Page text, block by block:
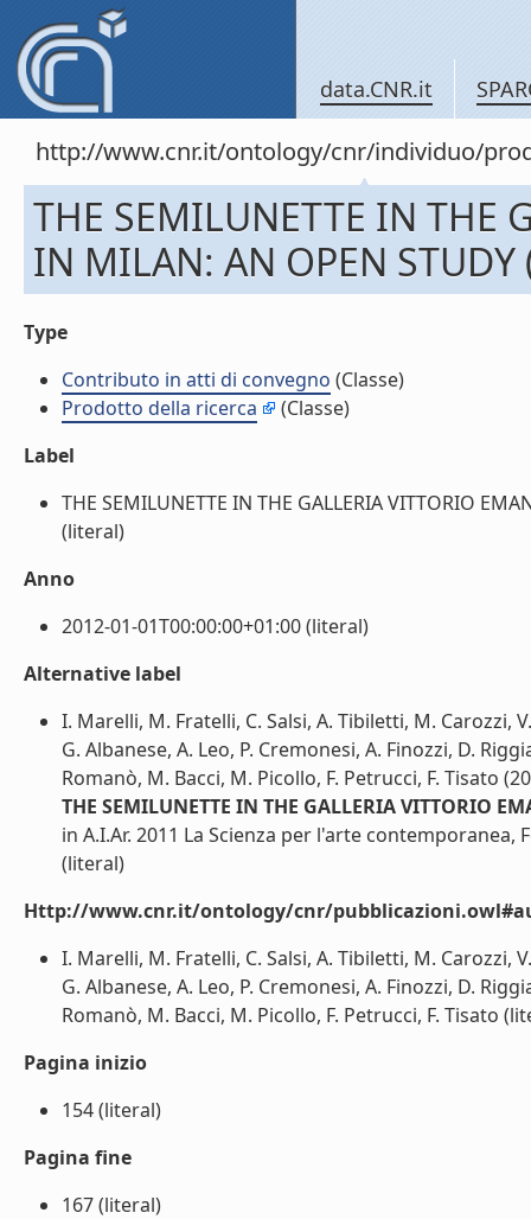
data.CNR.it
http://www.cnr.it/ontology/cnr/individuo/
THE SEMILUNETTE IN THE
IN MILAN: AN OPEN
Type
Contributo in atti di convegno (Classe)
Prodotto della ricerca
(Classe)
Label
THE SEMILUNETTE IN THE GALLERIA VITTORIO
(literal)
Anno
2012-01-01T00:00:00+01:00 (literal)
Alternative label
I. Marelli, M. Fratelli, C. Salsi, A. Tibiletti, M. Carozzi,
G. Albanese, A. Leo, P. Cremonesi, A. Finozzi, D.
Romanò, M. Bacci, M. Picollo, F. Petrucci, F. Tisato
THE SEMILUNETTE IN THE GALLERIA VITTORIO
in A.I.Ar. 2011 La Scienza per l'arte contemporanea,
(literal)
Http://www.cnr.it/ontology/cnr/
I. Marelli, M. Fratelli, C. Salsi, A. Tibiletti, M. Carozzi,
G. Albanese, A. Leo, P. Cremonesi, A. Finozzi, D.
Romanò, M. Bacci, M. Picollo, F. Petrucci, F. Tisato
Pagina inizio
154 (literal)
Pagina fine
167 (literal)